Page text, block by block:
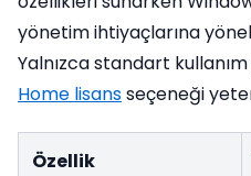
yönetim ihtiyaçlarına
Yalnızca standart kullanım
Home lisansseçeneği
Özellik